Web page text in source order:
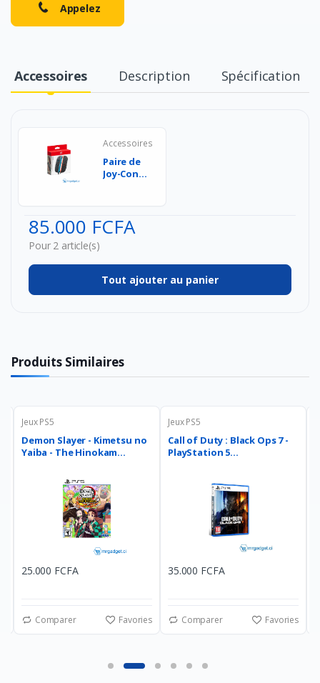
Appelez
Accessoires Description Spécification
Accessoires
Paire de
Joy-Con 2
...
85.000 FCFA
Pour 2 article(s)
Tout ajouter au panier
Produits Similaires
Jeux PS5
Demon Slayer - Kimetsu no
Yaiba - The Hinokam...
25.000 FCFA
Comparer Favories
Jeux PS5
Call of Duty : Black Ops 7 -
PlayStation 5...
35.000 FCFA
Comparer Favories